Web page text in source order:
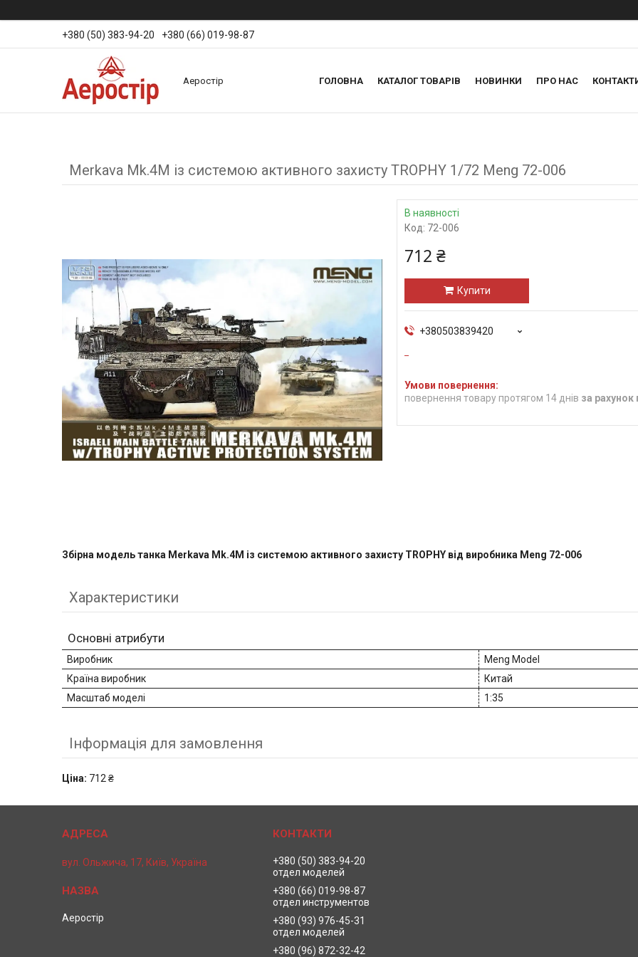
+380 (50) 383-94-20 +380 (66) 019-98-87
Аеростір ГОЛОВНА КАТАЛОГ ТОВАРІВ НОВИНКИ ПРО НАС
Merkava Mk.4M із системою активного захисту TROPHY 1/72 Meng 72-006
В наявності
Код: 72-006
712 ₴
Купити
+380503839420
повернення товару протягом 14 днів за рахунок
Збірна модель танка Merkava Mk.4M із системою активного захисту TROPHY від виробника Meng 72-006
Характеристики
Основні атрибути
Виробник
Meng Model
Країна виробник
Китай
Масштаб моделі
1:35
Інформація для замовлення
Ціна: 712 ₴
вул. Ольжича, 17, Київ, Україна
Аеростір
+380 (50) 383-94-20
отдел моделей
+380 (66) 019-98-87
отдел инструментов
+380 (93) 976-45-31
отдел моделей
+380 (96) 872-32-42